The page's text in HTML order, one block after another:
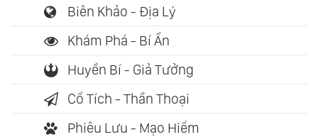
Biên Khảo - Địa Lý
Khám Phá - Bí Ẩn
Huyền Bí - Giả Tưởng
Cổ Tích - Thần Thoại
Phiêu Lưu - Mạo Hiểm